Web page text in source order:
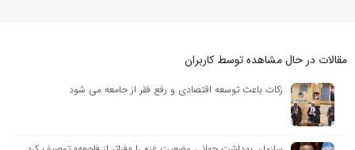
مقالات در حال مشاهده توسط کاربران
زکات باعث توسعه اقتصادی و رفع فقر از جامعه می شود